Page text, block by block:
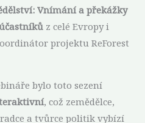
Vnímání a překážky
z celé Evropy i
projektu ReForest
bylo toto sezení
, což zemědělce,
a tvůrce politik vybízí